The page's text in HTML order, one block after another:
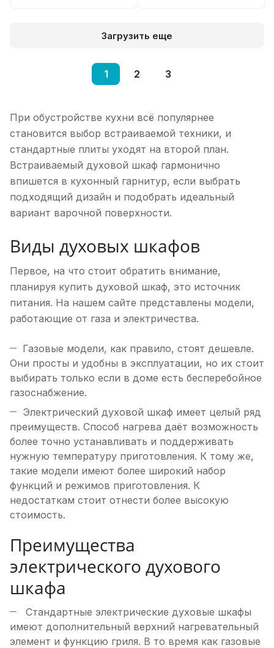
Загрузить еще
1 2 3
При обустройстве кухни всё популярнее
становится выбор встраиваемой техники, и
стандартные плиты уходят на второй план.
Встраиваемый духовой шкаф гармонично
впишется в кухонный гарнитур, если выбрать
подходящий дизайн и подобрать идеальный
вариант варочной поверхности.
Виды духовых шкафов
Первое, на что стоит обратить внимание,
планируя купить духовой шкаф, это источник
питания. На нашем сайте представлены модели,
работающие от газа и электричества.
Газовые модели, как правило, стоят дешевле.
Они просты и удобны в эксплуатации, но их стоит
выбирать только если в доме есть бесперебойное
газоснабжение.
Электрический духовой шкаф имеет целый ряд
преимуществ. Способ нагрева даёт возможность
более точно устанавливать и поддерживать
нужную температуру приготовления. К тому же,
такие модели имеют более широкий набор
функций и режимов приготовления. К
недостаткам стоит отнести более высокую
стоимость.
Преимущества
электрического духового
шкафа
Cтандартные электрические духовые шкафы
имеют дополнительный верхний нагревательный
элемент и функцию гриля. В то время как газовые